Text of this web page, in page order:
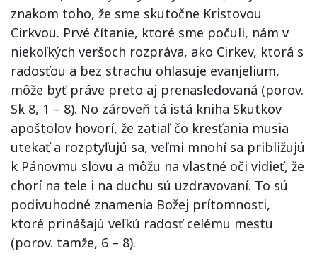
znakom toho, že sme skutočne Kristovou
Cirkvou. Prvé čítanie, ktoré sme počuli, nám v
niekoľkých veršoch rozpráva, ako Cirkev, ktorá s
radosťou a bez strachu ohlasuje evanjelium,
môže byť práve preto aj prenasledovaná (porov.
Sk 8, 1 – 8). No zároveň tá istá kniha Skutkov
apoštolov hovorí, že zatiaľ čo kresťania musia
utekať a rozptyľujú sa, veľmi mnohí sa približujú
k Pánovmu slovu a môžu na vlastné oči vidieť, že
chorí na tele i na duchu sú uzdravovaní. To sú
podivuhodné znamenia Božej prítomnosti,
ktoré prinášajú veľkú radosť celému mestu
(porov. tamže, 6 – 8).